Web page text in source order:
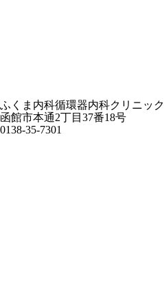
ふくま内科循環器内科クリニック
函館市本通2丁目37番18号
0138-35-7301